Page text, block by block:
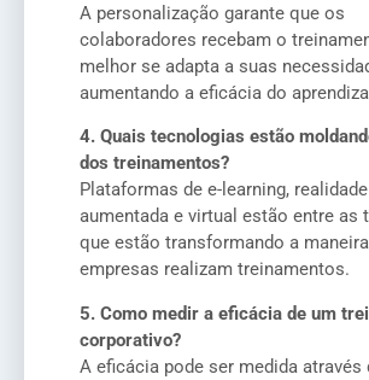
A personalização garante que os
colaboradores recebam o
melhor se adapta a suas
aumentando a eficácia do
4. Quais tecnologias estão
dos treinamentos?
Plataformas de e-learning, realidade
aumentada e virtual estão entre as
que estão transformando a
empresas realizam treinamentos.
5. Como medir a eficácia de um
corporativo?
A eficácia pode ser medida através